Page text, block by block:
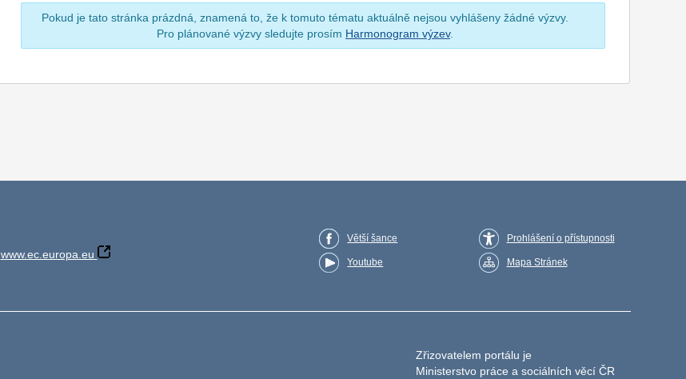
Pokud je tato stránka prázdná, znamená to, že k tomuto tématu aktuálně nejsou vyhlášeny žádné výzvy.
Pro plánované výzvy sledujte prosím Harmonogram výzev.
www.ec.europa.eu
Větší šance
Youtube
Prohlášení o přístupnosti
Mapa Stránek
Zřizovatelem portálu je
Ministerstvo práce a sociálních věcí ČR